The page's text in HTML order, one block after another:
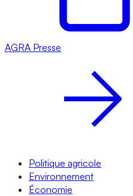
AGRA Presse
Politique agricole
Environnement
Économie